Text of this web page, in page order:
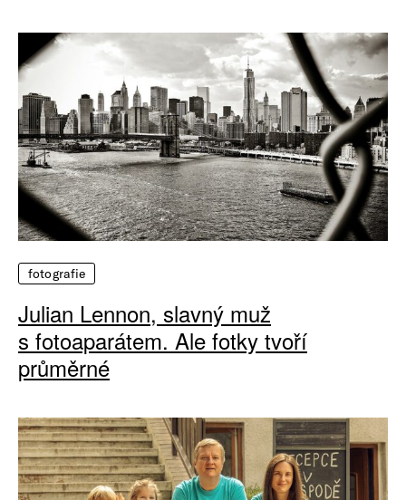
fotografie
Julian Lennon, slavný muž
s fotoaparátem. Ale fotky tvoří
průměrné